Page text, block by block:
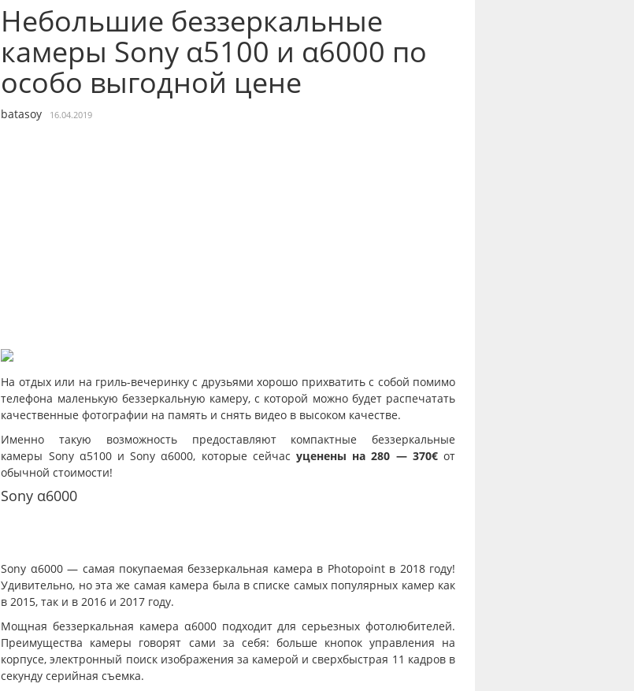
Небольшие беззеркальные
камеры Sony α5100 и α6000 по
особо выгодной цене
batasoy 16.04.2019
На отдых или на гриль-вечеринку с друзьями хорошо прихватить с собой помимо
телефона маленькую беззеркальную камеру, с которой можно будет распечатать
качественные фотографии на память и снять видео в высоком качестве.
Именно такую возможность предоставляют компактные беззеркальные
камеры Sony α5100иSony α6000, которые сейчасуценены на 280 — 370€от
обычной стоимости!
Sony α6000
Sony α6000 — самая покупаемая беззеркальная камера в Photopoint в 2018 году!
Удивительно, но эта же самая камера была в списке самых популярных камер как
в 2015, так и в 2016 и 2017 году.
Мощная беззеркальная камера α6000 подходит для серьезных фотолюбителей.
Преимущества камеры говорят сами за себя: больше кнопок управления на
корпусе, электронный поиск изображения за камерой и сверхбыстрая 11 кадров в
секунду серийная съемка.